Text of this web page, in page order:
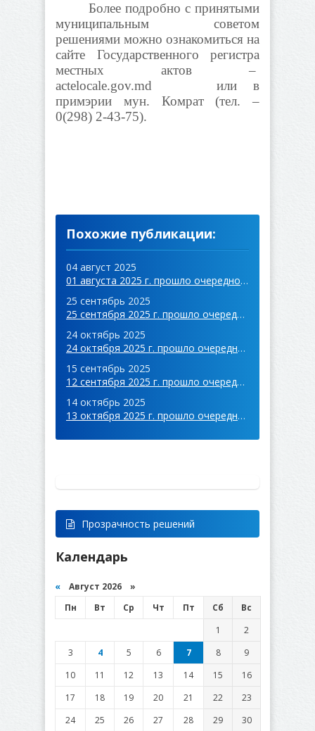
Более подробно с принятыми
муниципальным советом
решениями можно ознакомиться на
сайте Государственного регистра
местных актов –
actelocale.gov.md или в
примэрии мун. Комрат (тел. –
0(298) 2-43-75).
Похожие публикации:
04 август 2025
01 августа 2025 г. прошло очередное заседание совета мун. Комрат.
25 сентябрь 2025
25 сентября 2025 г. прошло очередное заседание совета мун. Комрат.
24 октябрь 2025
24 октября 2025 г. прошло очередное заседание совета мун. Комрат.
15 сентябрь 2025
12 сентября 2025 г. прошло очередное заседание совета с. Конгаз.
14 октябрь 2025
13 октября 2025 г. прошло очередное заседание местного совета с. Чок-Майдан.
Прозрачность решений
Календарь
« Август 2026 »
Пн
Вт Ср Чт Пт Сб
Вс
1
2
3
4 5 6 7 8
9
10
11 12 13 14 15
16
17
18 19 20 21 22
23
24
25 26 27 28 29
30